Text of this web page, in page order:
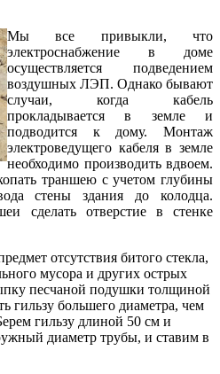
Мы все привыкли, что
электроснабжение в доме
осуществляется подведением
воздушных ЛЭП. Однако бывают
случаи, когда кабель
прокладывается в земле и
подводится к дому. Монтаж
электроведущего кабеля в земле
необходимо производить вдвоем.
траншею с учетом глубины
стены здания до колодца.
сделать отверстие в стенке
отсутствия битого стекла,
мусора и других острых
песчаной подушки толщиной
гильзу большего диаметра, чем
гильзу длиной 50 см и
диаметр трубы, и ставим в